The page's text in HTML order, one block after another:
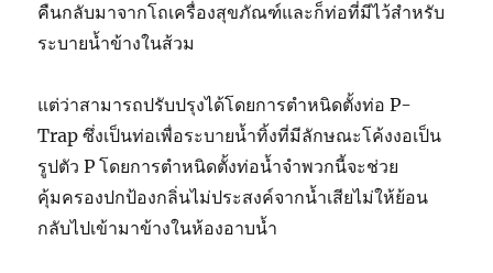
คืนกลับมาจากโถเครื่องสุขภัณฑ์และก็ท่อที่มีไว้สำหรับ
ระบายน้ำข้างในส้วม
แต่ว่าสามารถปรับปรุงได้โดยการตำหนิดตั้งท่อ P-
Trap ซึ่งเป็นท่อเพื่อระบายน้ำทิ้งที่มีลักษณะโค้งงอเป็น
รูปตัว P โดยการตำหนิดตั้งท่อน้ำจำพวกนี้จะช่วย
คุ้มครองปกป้องกลิ่นไม่ประสงค์จากน้ำเสียไม่ให้ย้อน
กลับไปเข้ามาข้างในห้องอาบน้ำ